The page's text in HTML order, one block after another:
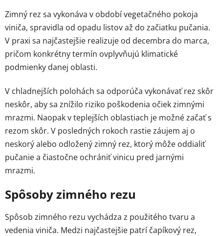
Zimný rez sa vykonáva v období vegetačného pokoja
viniča, spravidla od opadu listov až do začiatku pučania.
V praxi sa najčastejšie realizuje od decembra do marca,
pričom konkrétny termín ovplyvňujú klimatické
podmienky danej oblasti.
V chladnejších polohách sa odporúča vykonávať rez skôr
neskôr, aby sa znížilo riziko poškodenia očiek zimnými
mrazmi. Naopak v teplejších oblastiach je možné začať s
rezom skôr. V posledných rokoch rastie záujem aj o
neskorý alebo odložený zimný rez, ktorý môže oddialiť
pučanie a čiastočne ochrániť vinicu pred jarnými
mrazmi.
Spôsoby zimného rezu
Spôsob zimného rezu vychádza z použitého tvaru a
vedenia viniča. Medzi najčastejšie patrí čapíkový rez,